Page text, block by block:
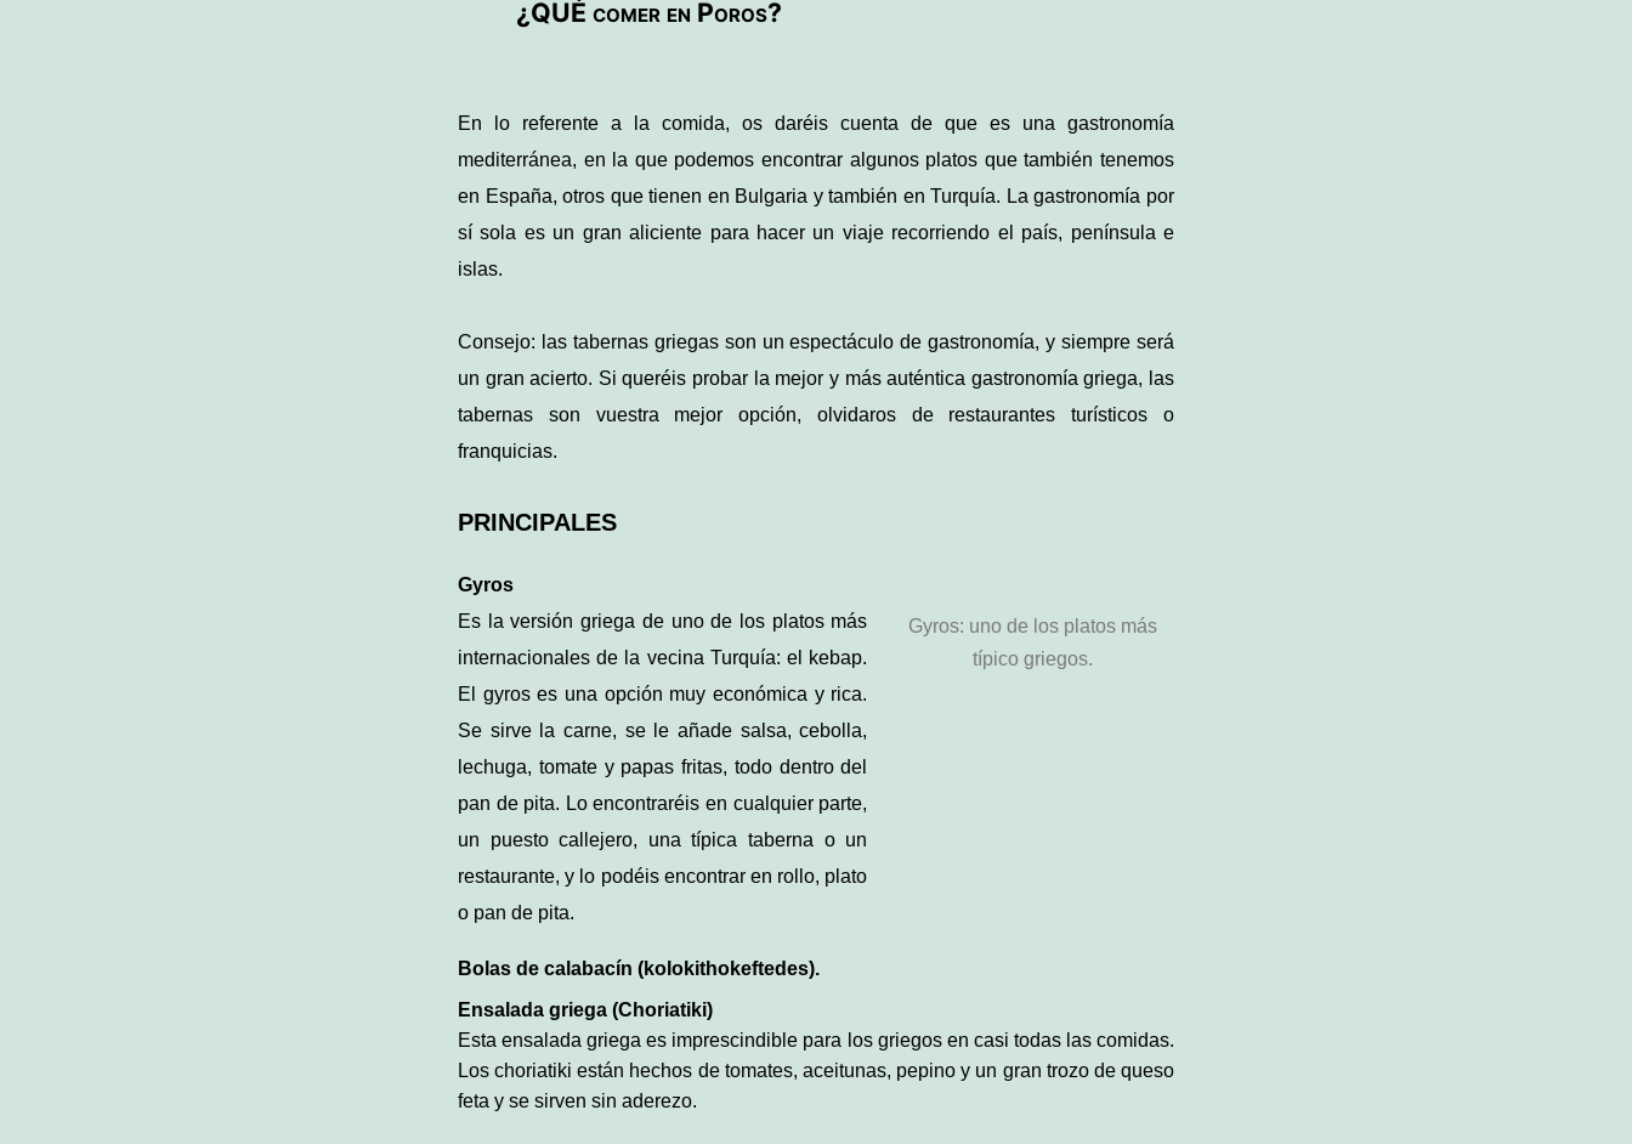
¿QUÉ comer en Poros?
En lo referente a la comida, os daréis cuenta de que es una gastronomía
mediterránea, en la que podemos encontrar algunos platos que también tenemos
en España, otros que tienen en Bulgaria y también en Turquía. La gastronomía por
sí sola es un gran aliciente para hacer un viaje recorriendo el país, península e
islas.
Consejo: las tabernas griegas son un espectáculo de gastronomía, y siempre será
un gran acierto. Si queréis probar la mejor y más auténtica gastronomía griega, las
tabernas son vuestra mejor opción, olvidaros de restaurantes turísticos o
franquicias.
PRINCIPALES
Gyros
Es la versión griega de uno de los platos más
internacionales de la vecina Turquía: el kebap.
El gyros es una opción muy económica y rica.
Se sirve la carne, se le añade salsa, cebolla,
lechuga, tomate y papas fritas, todo dentro del
pan de pita. Lo encontraréis en cualquier parte,
un puesto callejero, una típica taberna o un
restaurante, y lo podéis encontrar en rollo, plato
o pan de pita.
Gyros: uno de los platos más
típico griegos.
Bolas de calabacín (kolokithokeftedes).
Ensalada griega (Choriatiki)
Esta ensalada griega es imprescindible para los griegos en casi todas las comidas.
Los choriatiki están hechos de tomates, aceitunas, pepino y un gran trozo de queso
feta y se sirven sin aderezo.